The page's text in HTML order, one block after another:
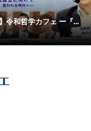
令和哲学カフェ ー『...